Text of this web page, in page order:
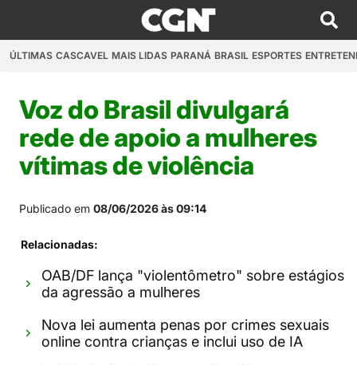
ÚLTIMAS CASCAVEL MAIS LIDAS PARANÁ BRASIL ESPORTES
Voz do Brasil divulgará
rede de apoio a mulheres
vítimas de violência
Publicado em 08/06/2026 às 09:14
Relacionadas:
OAB/DF lança "violentômetro" sobre estágios
da agressão a mulheres
Nova lei aumenta penas por crimes sexuais
online contra crianças e inclui uso de IA